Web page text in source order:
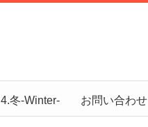
4.冬-Winter- お問い合わせ